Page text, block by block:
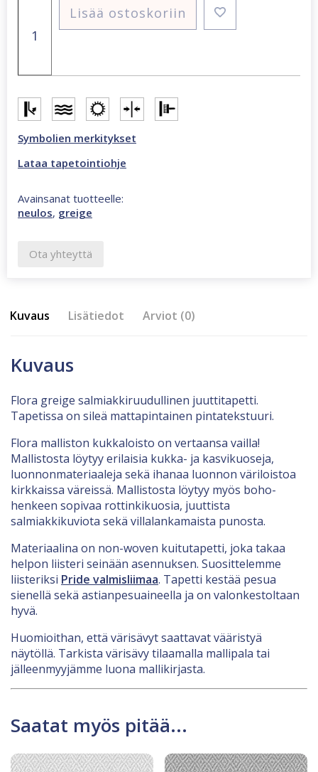
salmiakkiruudullinen
juuttitapetti
määrä
Lisää ostoskoriin
Symbolien merkitykset
Lataa tapetointiohje
Avainsanat tuotteelle:
neulos, greige
Ota yhteyttä
Kuvaus Lisätiedot Arviot (0)
Kuvaus
Flora greige salmiakkiruudullinen juuttitapetti.
Tapetissa on sileä mattapintainen pintatekstuuri.
Flora malliston kukkaloisto on vertaansa vailla!
Mallistosta löytyy erilaisia kukka- ja kasvikuoseja,
luonnonmateriaaleja sekä ihanaa luonnon väriloistoa
kirkkaissa väreissä. Mallistosta löytyy myös boho-
henkeen sopivaa rottinkikuosia, juuttista
salmiakkikuviota sekä villalankamaista punosta.
Materiaalina on non-woven kuitutapetti, joka takaa
helpon liisteri seinään asennuksen. Suosittelemme
liisteriksi Pride valmisliimaa. Tapetti kestää pesua
sienellä sekä astianpesuaineella ja on valonkestoltaan
hyvä.
Huomioithan, että värisävyt saattavat vääristyä
näytöllä. Tarkista värisävy tilaamalla mallipala tai
jälleenmyyjämme luona mallikirjasta.
Saatat myös pitää...